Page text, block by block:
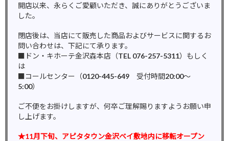
開店以来、永らくご愛顧いただき、誠にありがとうございま
した。
閉店後は、当店にて販売した商品およびサービスに関するお
問い合わせは、下記にて承ります。
■ドン・キホーテ金沢森本店（TEL 076-257-5311）もしく
は
■コールセンター（0120-445-649 受付時間20:00～
5:00）
ご不便をお掛けしますが、何卒ご理解賜りますようお願い申
し上げます。
★11月下旬、アピタタウン金沢ベイ敷地内に移転オープン